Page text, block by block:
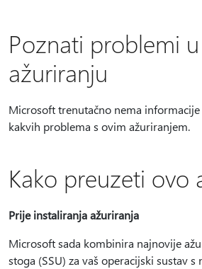
Poznati problemi
ažuriranju
Microsoft trenutačno nema
kakvih problema s ovim ažuriranjem.
Kako preuzeti ovo
Prije instaliranja ažuriranja
Microsoft sada kombinira najnovije
stoga (SSU) za vaš operacijski sustav s